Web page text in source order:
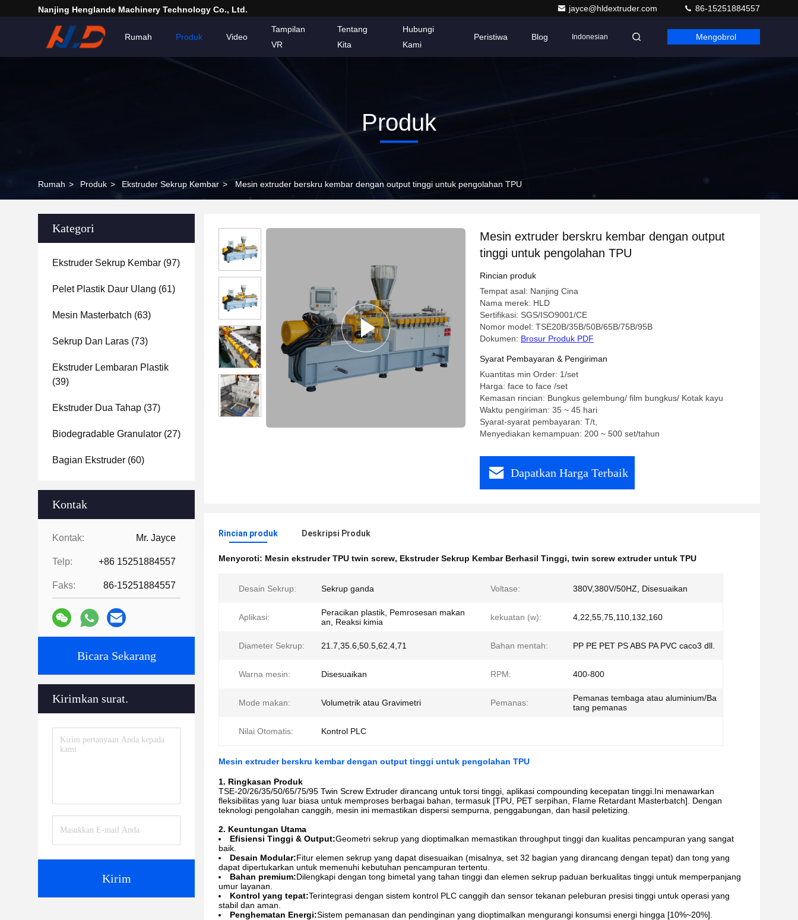
Nanjing Henglande Machinery Technology Co., Ltd. jayce@hldextruder.com 86-15251884557
Rumah Produk Video
Tampilan
VR
Tentang
Kita
Hubungi
Kami
Peristiwa Blog Indonesian Mengobrol
Produk
Rumah > Produk > Ekstruder Sekrup Kembar > Mesin extruder berskru kembar dengan output tinggi untuk pengolahan TPU
Kategori
Ekstruder Sekrup Kembar (97)
Pelet Plastik Daur Ulang (61)
Mesin Masterbatch (63)
Sekrup Dan Laras (73)
Ekstruder Lembaran Plastik
(39)
Ekstruder Dua Tahap (37)
Biodegradable Granulator (27)
Bagian Ekstruder (60)
Kontak
Kontak: Mr. Jayce
Telp: +86 15251884557
Faks: 86-15251884557
Bicara Sekarang
Kirimkan surat.
Kirim
Mesin extruder berskru kembar dengan output
tinggi untuk pengolahan TPU
Rincian produk
Tempat asal: Nanjing Cina
Nama merek: HLD
Sertifikasi: SGS/ISO9001/CE
Nomor model: TSE20B/35B/50B/65B/75B/95B
Dokumen: Brosur Produk PDF
Syarat Pembayaran & Pengiriman
Kuantitas min Order: 1/set
Harga: face to face /set
Kemasan rincian: Bungkus gelembung/ film bungkus/ Kotak kayu
Waktu pengiriman: 35 ~ 45 hari
Syarat-syarat pembayaran: T/t,
Menyediakan kemampuan: 200 ~ 500 set/tahun
Dapatkan Harga Terbaik
Rincian produk Deskripsi Produk
Menyoroti: Mesin ekstruder TPU twin screw, Ekstruder Sekrup Kembar Berhasil Tinggi, twin screw extruder untuk TPU
Desain Sekrup: Sekrup ganda Voltase: 380V,380V/50HZ, Disesuaikan
Aplikasi:
Peracikan plastik, Pemrosesan makan
an, Reaksi kimia
kekuatan (w): 4,22,55,75,110,132,160
Diameter Sekrup: 21.7,35.6,50.5,62.4,71 Bahan mentah: PP PE PET PS ABS PA PVC caco3 dll.
Warna mesin: Disesuaikan RPM: 400-800
Mode makan: Volumetrik atau Gravimetri Pemanas:
Pemanas tembaga atau aluminium/Ba
tang pemanas
Nilai Otomatis: Kontrol PLC
Mesin extruder berskru kembar dengan output tinggi untuk pengolahan TPU
1. Ringkasan Produk
TSE-20/26/35/50/65/75/95 Twin Screw Extruder dirancang untuk torsi tinggi, aplikasi compounding kecepatan tinggi.Ini menawarkan
fleksibilitas yang luar biasa untuk memproses berbagai bahan, termasuk [TPU, PET serpihan, Flame Retardant Masterbatch]. Dengan
teknologi pengolahan canggih, mesin ini memastikan dispersi sempurna, penggabungan, dan hasil peletizing.
2. Keuntungan Utama
Efisiensi Tinggi & Output:Geometri sekrup yang dioptimalkan memastikan throughput tinggi dan kualitas pencampuran yang sangat
baik.
Desain Modular:Fitur elemen sekrup yang dapat disesuaikan (misalnya, set 32 bagian yang dirancang dengan tepat) dan tong yang
dapat dipertukarkan untuk memenuhi kebutuhan pencampuran tertentu.
Bahan premium:Dilengkapi dengan tong bimetal yang tahan tinggi dan elemen sekrup paduan berkualitas tinggi untuk memperpanjang
umur layanan.
Kontrol yang tepat:Terintegrasi dengan sistem kontrol PLC canggih dan sensor tekanan peleburan presisi tinggi untuk operasi yang
stabil dan aman.
Penghematan Energi:Sistem pemanasan dan pendinginan yang dioptimalkan mengurangi konsumsi energi hingga [10%~20%].